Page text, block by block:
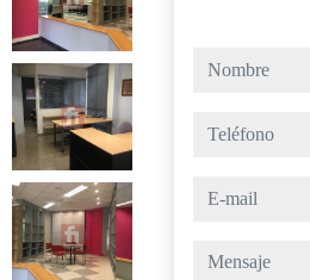
nombre
teléfono
e-mail
mensaje